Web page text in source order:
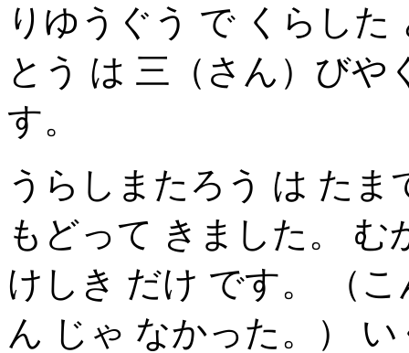
りゆうぐう で くらし
とう は 三（さん）びや
す。
うらしまたろう は た
もどって きました。 む
けしき だけ です。 （
ん じゃ なかった。）